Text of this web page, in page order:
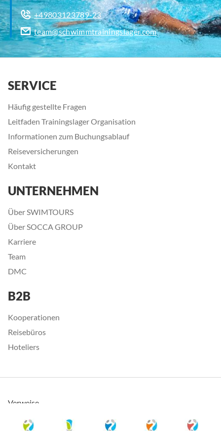
+49803123789-23
team@schwimmtrainingslager.com
SERVICE
Häufig gestellte Fragen
Leitfaden Trainingslager Organisation
Informationen zum Buchungsablauf
Reiseversicherungen
Kontakt
UNTERNEHMEN
Über SWIMTOURS
Über SOCCA GROUP
Karriere
Team
DMC
B2B
Kooperationen
Reisebüros
Hoteliers
Verweise